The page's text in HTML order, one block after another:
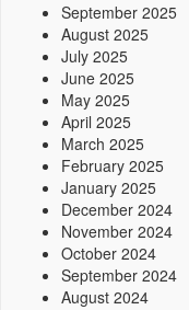
September 2025
August 2025
July 2025
June 2025
May 2025
April 2025
March 2025
February 2025
January 2025
December 2024
November 2024
October 2024
September 2024
August 2024